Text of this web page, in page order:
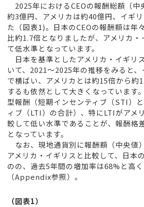
2025年におけるCEOの報酬総額（中
約3億円、アメリカは約40億円、イギ
た（図表1)。日本のCEOの報酬額は年
比約1.7倍となりましたが、アメリカ
て低水準となっています。
日本を基準としたアメリカ・イギリ
いて、2021～2025年の推移をみると
で横ばい、アメリカとは約15倍から約
するも依然として大きくなっています
型報酬（短期インセンティブ（STI）
ィブ（LTI）の合計）、特にLTIがアメ
較して低い水準であることが、報酬格
となっています。
なお、現地通貨別に報酬額（中央値
アメリカ・イギリスと比較して、日本
のの、過去5年間の増加率は68%と高
（Appendix参照）。
（図表1）